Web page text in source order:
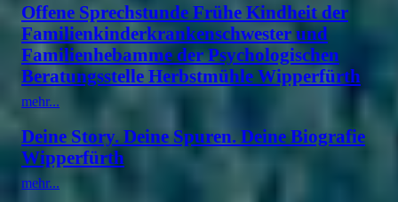
Offene Sprechstunde Frühe Kindheit der
Familienkinderkrankenschwester und
Familienhebamme der Psychologischen
Beratungsstelle Herbstmühle Wipperfürth
mehr...
Deine Story. Deine Spuren. Deine Biografie
Wipperfürth
mehr...